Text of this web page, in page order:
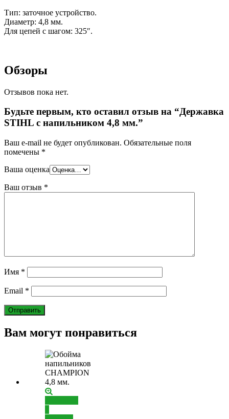
Тип: заточное устройство.
Диаметр: 4,8 мм.
Для цепей с шагом: 325″.
Обзоры
Отзывов пока нет.
Будьте первым, кто оставил отзыв на “Державка
STIHL с напильником 4,8 мм.”
Ваш e-mail не будет опубликован. Обязательные поля
помечены *
Ваша оценка
Ваш отзыв *
Имя *
Email *
Вам могут понравиться